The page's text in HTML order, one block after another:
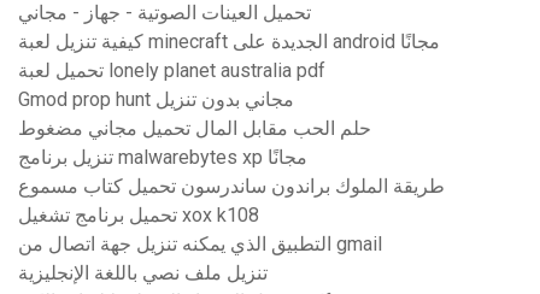
تحميل العينات الصوتية - جهاز - مجاني
كيفية تنزيل لعبة minecraft الجديدة على android مجانًا
تحميل لعبة lonely planet australia pdf
Gmod prop hunt مجاني بدون تنزيل
حلم الحب مقابل المال تحميل مجاني مضغوط
تنزيل برنامج malwarebytes xp مجانًا
طريقة الملوك براندون ساندرسون تحميل كتاب مسموع
تحميل برنامج تشغيل xox k108
التطبيق الذي يمكنه تنزيل جهة اتصال من gmail
تنزيل ملف نصي باللغة الإنجليزية